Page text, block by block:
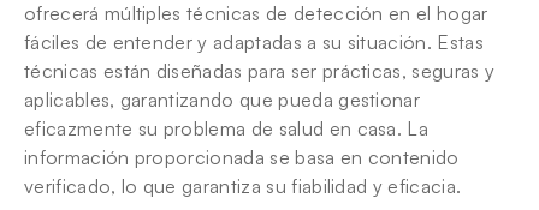
ofrecerá múltiples técnicas de detección en el hogar
fáciles de entender y adaptadas a su situación. Estas
técnicas están diseñadas para ser prácticas, seguras y
aplicables, garantizando que pueda gestionar
eficazmente su problema de salud en casa. La
información proporcionada se basa en contenido
verificado, lo que garantiza su fiabilidad y eficacia.